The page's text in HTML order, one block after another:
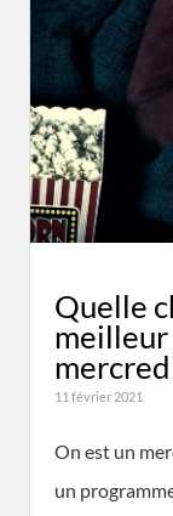
Quelle
meilleur
11 février 2021
On est un
un